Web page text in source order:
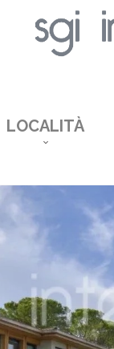
LOCALITÀ